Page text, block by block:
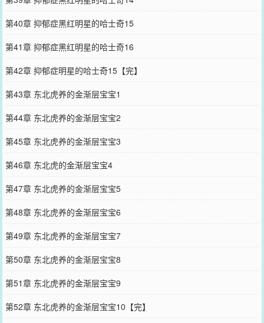
第40章 抑郁症黑红明星的哈士奇15
第41章 抑郁症黑红明星的哈士奇16
第42章 抑郁症明星的哈士奇15【完】
第43章 东北虎养的金渐层宝宝1
第44章 东北虎养的金渐层宝宝2
第45章 东北虎养的金渐层宝宝3
第46章 东北虎的金渐层宝宝4
第47章 东北虎养的金渐层宝宝5
第48章 东北虎养的金渐层宝宝6
第49章 东北虎养的金渐层宝宝7
第50章 东北虎养的金渐层宝宝8
第51章 东北虎养的金渐层宝宝9
第52章 东北虎养的金渐层宝宝10【完】